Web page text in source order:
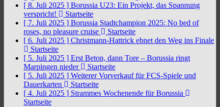
[ 8. Juli 2025 ] Borussia U23: Ein Projekt, das Spannung
verspricht!
Startseite
[ 7. Juli 2025 ] Borussia Stadtchampion 2025: No bed of
roses, no pleasure cruise
Startseite
[ 6. Juli 2025 ] Christmann-Hattrick ebnet den Weg ins Finale
Startseite
[ 5. Juli 2025 ] Erst Beton, dann Tore – Borussia ringt
Marpingen nieder
Startseite
[ 5. Juli 2025 ] Weiterer Vorverkauf für FCS-Spiele und
Dauerkarten
Startseite
[ 4. Juli 2025 ] Strammes Wochenende für Borussia
Startseite